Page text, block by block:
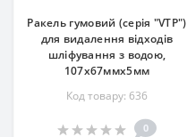
Ракель гумовий (серія "VTP")
для видалення відходів
шліфування з водою,
107х67ммх5мм
Код товару: 636
0